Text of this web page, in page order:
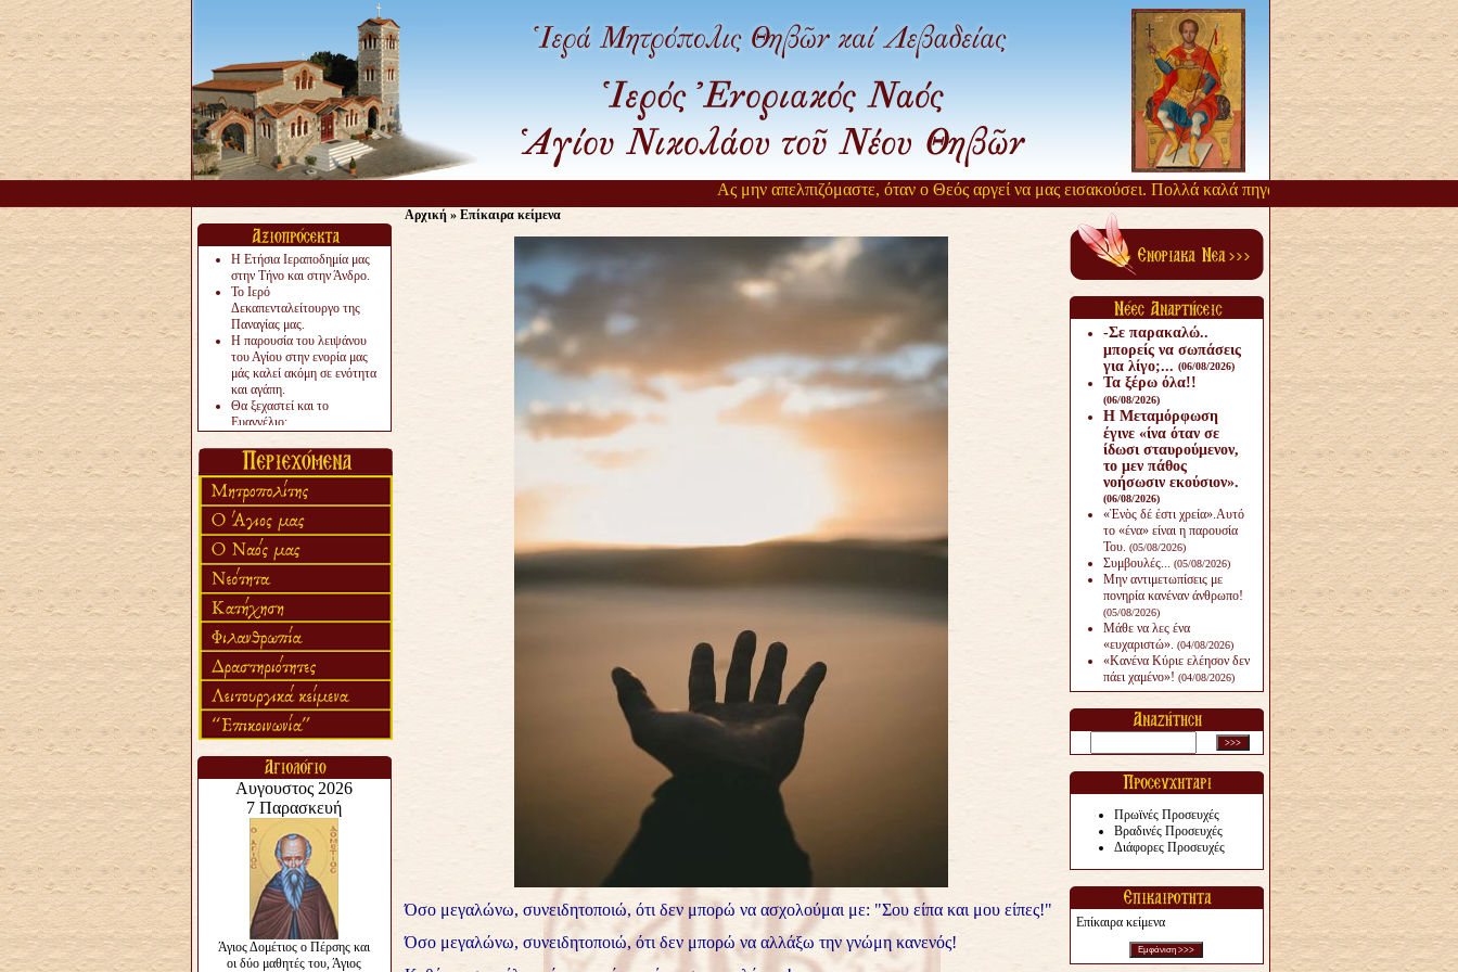
Ας μην απελπιζόμαστε, όταν ο Θεός αργεί να μας εισακούσει. Πολλά καλά πηγάζουν, από την αργοπορία
Η Ετήσια Ιεραποδημία μας
στην Τήνο και στην Άνδρο.
Το Ιερό
Δεκαπενταλείτουργο της
Παναγίας μας.
Η παρουσία του λειψάνου
του Αγίου στην ενορία μας
μάς καλεί ακόμη σε ενότητα
και αγάπη.
Θα ξεχαστεί και το
Ευαγγέλιο;
«πολύ αργά».
Ζητείται....
Αρχική» Επίκαιρα κείμενα
Όσο μεγαλώνω, συνειδητοποιώ, ότι δεν μπορώ να ασχολούμαι με: "Σου είπα και μου είπες!"
Όσο μεγαλώνω, συνειδητοποιώ, ότι δεν μπορώ να αλλάξω την γνώμη κανενός!
-Σε παρακαλώ..
μπορείς να σωπάσεις
για λίγο;... (06/08/2026)
Τα ξέρω όλα!!
(06/08/2026)
Η Μεταμόρφωση
έγινε «ίνα όταν σε
ίδωσι σταυρούμενον,
το μεν πάθος
νοήσωσιν εκούσιον».
(06/08/2026)
«Ἑνὸς δέ ἐστι χρεία».Αυτό
το «ένα» είναι η παρουσία
Του. (05/08/2026)
Συμβουλές... (05/08/2026)
Μην αντιμετωπίσεις με
πονηρία κανέναν άνθρω­πο!
(05/08/2026)
Μάθε να λες ένα
«ευχαριστώ». (04/08/2026)
«Κανένα Κύριε ελέησον δεν
πάει χαμένο»! (04/08/2026)
Πρωϊνές Προσευχές
Βραδινές Προσευχές
Διάφορες Προσευχές
Επίκαιρα κείμενα